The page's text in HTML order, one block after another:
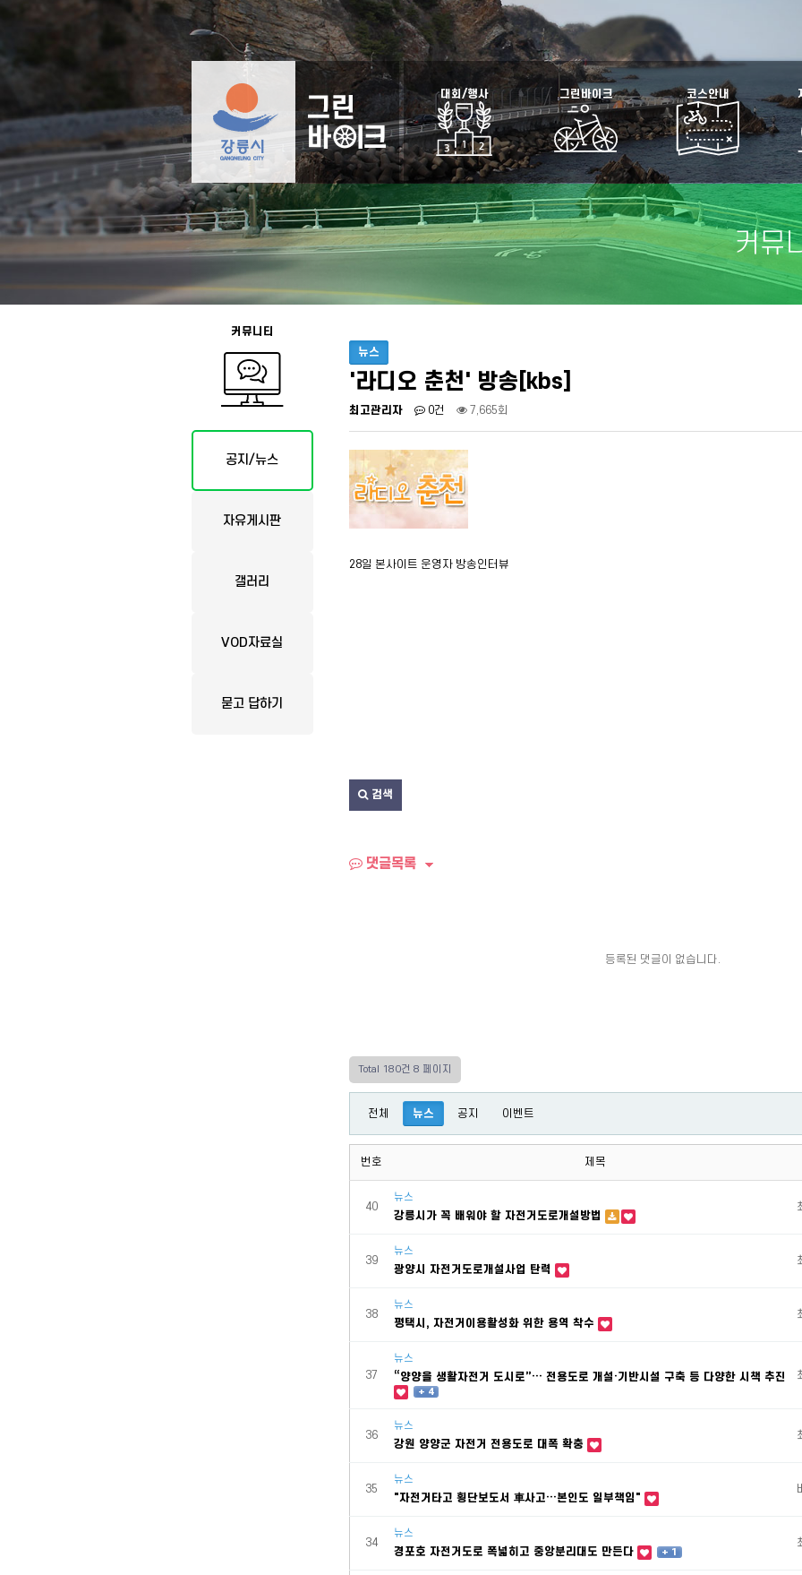
대회/행사 그린바이크 코스안내
커뮤
커뮤니티
공지/뉴스
자유게시판
갤러리
VOD자료실
묻고 답하기
뉴스
'라디오 춘천' 방송[kbs]
최고관리자 0건 7,665회
28일 본사이트 운영자 방송인터뷰
검색
댓글목록
등록된 댓글이 없습니다.
Total 180건 8 페이지
전체 뉴스 공지 이벤트
번호 제목
40
뉴스
강릉시가 꼭 배워야 할 자전거도로개설방법
39
뉴스
광양시 자전거도로개설사업 탄력
38
뉴스
평택시, 자전거이용활성화 위한 용역 착수
37
뉴스
“양양을 생활자전거 도시로”… 전용도로 개설·기반시설 구축 등 다양한 시책 추진
+ 4
36
뉴스
강원 양양군 자전거 전용도로 대폭 확충
35
뉴스
"자전거타고 횡단보도서 車사고…본인도 일부책임"
34
뉴스
경포호 자전거도로 폭넓히고 중앙분리대도 만든다 + 1